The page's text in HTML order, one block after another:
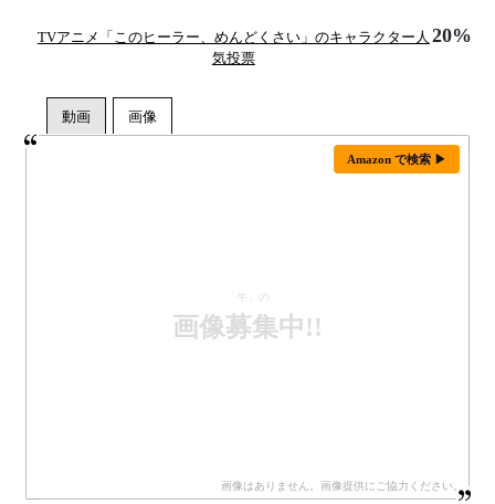
TVアニメ「このヒーラー、めんどくさい」のキャラクター人
気投票
20%
Amazon で検索 ▶
「牛」の
画像募集中!!